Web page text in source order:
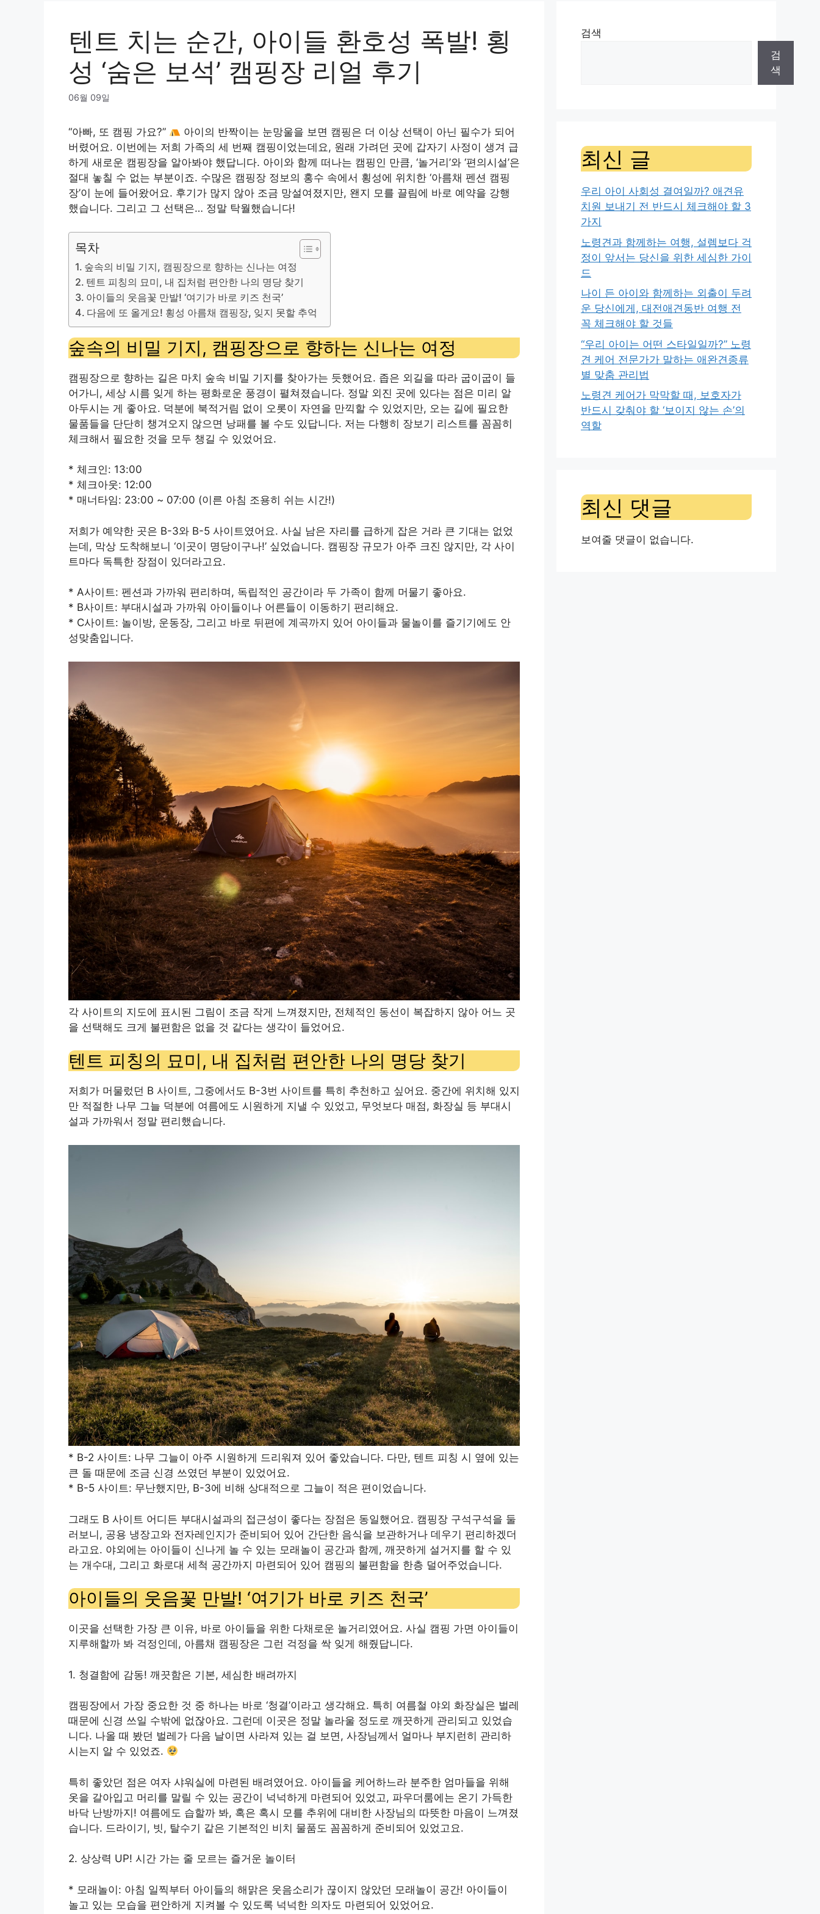
텐트 치는 순간, 아이들 환호성 폭발! 횡
성 ‘숨은 보석’ 캠핑장 리얼 후기
06월 09일
“아빠, 또 캠핑 가요?”
아이의 반짝이는 눈망울을 보면 캠핑은 더 이상 선택이 아닌 필수가 되어
버렸어요. 이번에는 저희 가족의 세 번째 캠핑이었는데요, 원래 가려던 곳에 갑자기 사정이 생겨 급
하게 새로운 캠핑장을 알아봐야 했답니다. 아이와 함께 떠나는 캠핑인 만큼, ‘놀거리’와 ‘편의시설’은
절대 놓칠 수 없는 부분이죠. 수많은 캠핑장 정보의 홍수 속에서 횡성에 위치한 ‘아름채 펜션 캠핑
장’이 눈에 들어왔어요. 후기가 많지 않아 조금 망설여졌지만, 왠지 모를 끌림에 바로 예약을 강행
했습니다. 그리고 그 선택은… 정말 탁월했습니다!
목차
숲속의 비밀 기지, 캠핑장으로 향하는 신나는 여정
텐트 피칭의 묘미, 내 집처럼 편안한 나의 명당 찾기
아이들의 웃음꽃 만발! ‘여기가 바로 키즈 천국’
다음에 또 올게요! 횡성 아름채 캠핑장, 잊지 못할 추억
숲속의 비밀 기지, 캠핑장으로 향하는 신나는 여정
캠핑장으로 향하는 길은 마치 숲속 비밀 기지를 찾아가는 듯했어요. 좁은 외길을 따라 굽이굽이 들
어가니, 세상 시름 잊게 하는 평화로운 풍경이 펼쳐졌습니다. 정말 외진 곳에 있다는 점은 미리 알
아두시는 게 좋아요. 덕분에 북적거림 없이 오롯이 자연을 만끽할 수 있었지만, 오는 길에 필요한
물품들을 단단히 챙겨오지 않으면 낭패를 볼 수도 있답니다. 저는 다행히 장보기 리스트를 꼼꼼히
체크해서 필요한 것을 모두 챙길 수 있었어요.
* 체크인: 13:00
* 체크아웃: 12:00
* 매너타임: 23:00 ~ 07:00 (이른 아침 조용히 쉬는 시간!)
저희가 예약한 곳은 B-3와 B-5 사이트였어요. 사실 남은 자리를 급하게 잡은 거라 큰 기대는 없었
는데, 막상 도착해보니 ‘이곳이 명당이구나!’ 싶었습니다. 캠핑장 규모가 아주 크진 않지만, 각 사이
트마다 독특한 장점이 있더라고요.
* A사이트: 펜션과 가까워 편리하며, 독립적인 공간이라 두 가족이 함께 머물기 좋아요.
* B사이트: 부대시설과 가까워 아이들이나 어른들이 이동하기 편리해요.
* C사이트: 놀이방, 운동장, 그리고 바로 뒤편에 계곡까지 있어 아이들과 물놀이를 즐기기에도 안
성맞춤입니다.
각 사이트의 지도에 표시된 그림이 조금 작게 느껴졌지만, 전체적인 동선이 복잡하지 않아 어느 곳
을 선택해도 크게 불편함은 없을 것 같다는 생각이 들었어요.
텐트 피칭의 묘미, 내 집처럼 편안한 나의 명당 찾기
저희가 머물렀던 B 사이트, 그중에서도 B-3번 사이트를 특히 추천하고 싶어요. 중간에 위치해 있지
만 적절한 나무 그늘 덕분에 여름에도 시원하게 지낼 수 있었고, 무엇보다 매점, 화장실 등 부대시
설과 가까워서 정말 편리했습니다.
* B-2 사이트: 나무 그늘이 아주 시원하게 드리워져 있어 좋았습니다. 다만, 텐트 피칭 시 옆에 있는
큰 돌 때문에 조금 신경 쓰였던 부분이 있었어요.
* B-5 사이트: 무난했지만, B-3에 비해 상대적으로 그늘이 적은 편이었습니다.
그래도 B 사이트 어디든 부대시설과의 접근성이 좋다는 장점은 동일했어요. 캠핑장 구석구석을 둘
러보니, 공용 냉장고와 전자레인지가 준비되어 있어 간단한 음식을 보관하거나 데우기 편리하겠더
라고요. 야외에는 아이들이 신나게 놀 수 있는 모래놀이 공간과 함께, 깨끗하게 설거지를 할 수 있
는 개수대, 그리고 화로대 세척 공간까지 마련되어 있어 캠핑의 불편함을 한층 덜어주었습니다.
아이들의 웃음꽃 만발! ‘여기가 바로 키즈 천국’
이곳을 선택한 가장 큰 이유, 바로 아이들을 위한 다채로운 놀거리였어요. 사실 캠핑 가면 아이들이
지루해할까 봐 걱정인데, 아름채 캠핑장은 그런 걱정을 싹 잊게 해줬답니다.
1. 청결함에 감동! 깨끗함은 기본, 세심한 배려까지
캠핑장에서 가장 중요한 것 중 하나는 바로 ‘청결’이라고 생각해요. 특히 여름철 야외 화장실은 벌레
때문에 신경 쓰일 수밖에 없잖아요. 그런데 이곳은 정말 놀라울 정도로 깨끗하게 관리되고 있었습
니다. 나올 때 봤던 벌레가 다음 날이면 사라져 있는 걸 보면, 사장님께서 얼마나 부지런히 관리하
시는지 알 수 있었죠.
특히 좋았던 점은 여자 샤워실에 마련된 배려였어요. 아이들을 케어하느라 분주한 엄마들을 위해
옷을 갈아입고 머리를 말릴 수 있는 공간이 넉넉하게 마련되어 있었고, 파우더룸에는 온기 가득한
바닥 난방까지! 여름에도 습할까 봐, 혹은 혹시 모를 추위에 대비한 사장님의 따뜻한 마음이 느껴졌
습니다. 드라이기, 빗, 탈수기 같은 기본적인 비치 물품도 꼼꼼하게 준비되어 있었고요.
2. 상상력 UP! 시간 가는 줄 모르는 즐거운 놀이터
* 모래놀이: 아침 일찍부터 아이들의 해맑은 웃음소리가 끊이지 않았던 모래놀이 공간! 아이들이
놀고 있는 모습을 편안하게 지켜볼 수 있도록 넉넉한 의자도 마련되어 있었어요.
검색
검
색
최신 글
우리 아이 사회성 결여일까? 애견유
치원 보내기 전 반드시 체크해야 할 3
가지
노령견과 함께하는 여행, 설렘보다 걱
정이 앞서는 당신을 위한 세심한 가이
드
나이 든 아이와 함께하는 외출이 두려
운 당신에게, 대전애견동반 여행 전
꼭 체크해야 할 것들
“우리 아이는 어떤 스타일일까?” 노령
견 케어 전문가가 말하는 애완견종류
별 맞춤 관리법
노령견 케어가 막막할 때, 보호자가
반드시 갖춰야 할 ‘보이지 않는 손’의
역할
최신 댓글
보여줄 댓글이 없습니다.